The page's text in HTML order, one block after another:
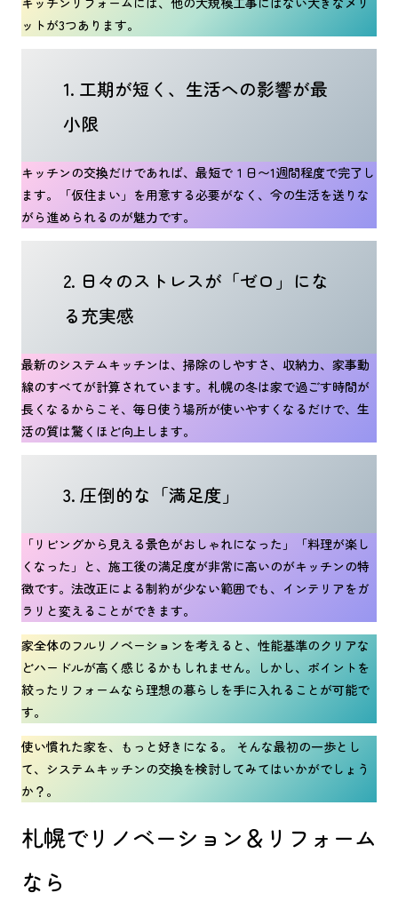
ットが3つあります。
1. 工期が短く、生活への影響が最
小限
キッチンの交換だけであれば、最短で１日〜1週間程度で完了し
ます。「仮住まい」を用意する必要がなく、今の生活を送りな
がら進められるのが魅力です。
2. 日々のストレスが「ゼロ」にな
る充実感
最新のシステムキッチンは、掃除のしやすさ、収納力、家事動
線のすべてが計算されています。札幌の冬は家で過ごす時間が
長くなるからこそ、毎日使う場所が使いやすくなるだけで、生
活の質は驚くほど向上します。
3. 圧倒的な「満足度」
「リビングから見える景色がおしゃれになった」「料理が楽し
くなった」と、施工後の満足度が非常に高いのがキッチンの特
徴です。法改正による制約が少ない範囲でも、インテリアをガ
ラリと変えることができます。
家全体のフルリノベーションを考えると、性能基準のクリアな
どハードルが高く感じるかもしれません。しかし、ポイントを
絞ったリフォームなら理想の暮らしを手に入れることが可能で
す。
使い慣れた家を、もっと好きになる。 そんな最初の一歩とし
て、システムキッチンの交換を検討してみてはいかがでしょう
か？。
札幌でリノベーション＆リフォーム
なら